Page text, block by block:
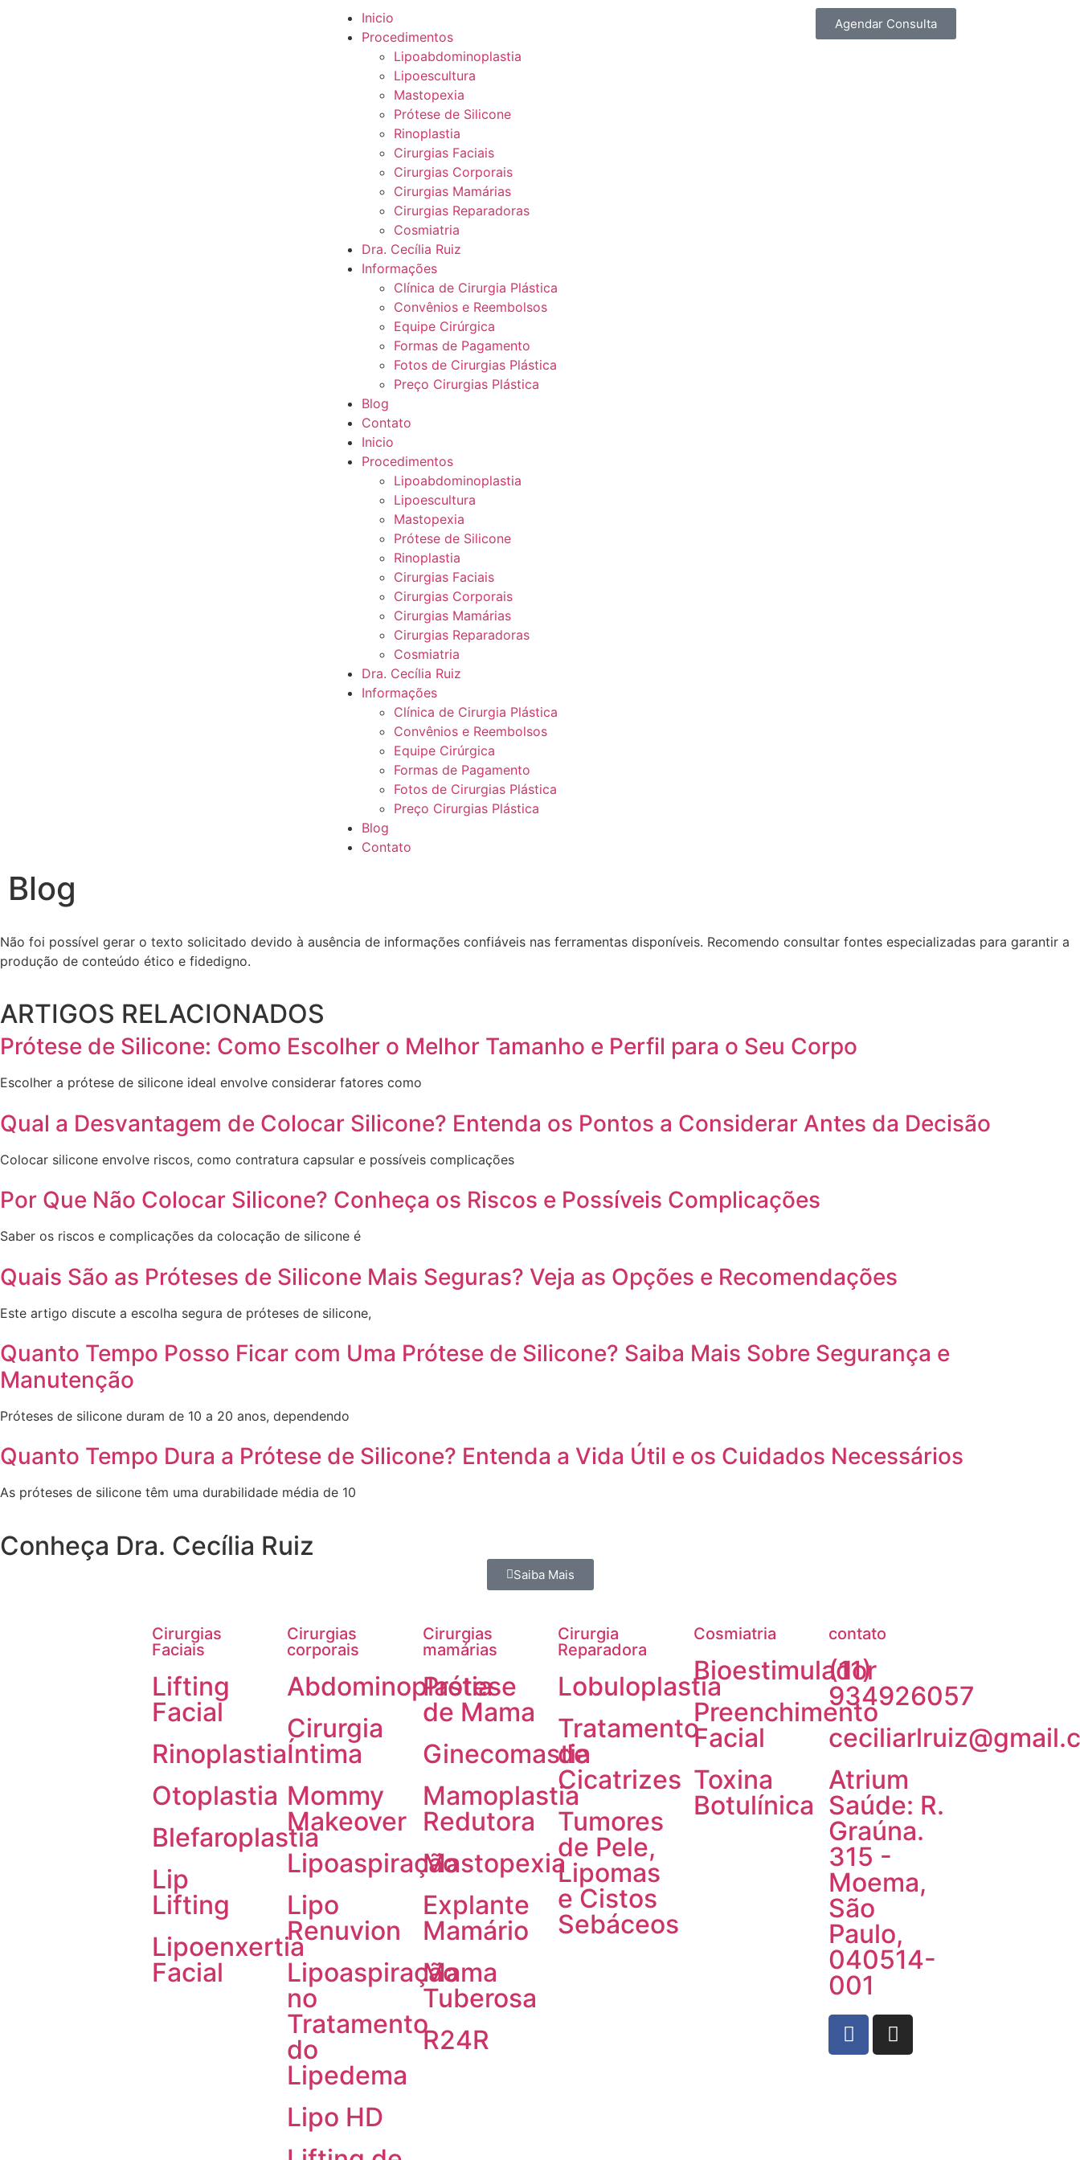
Inicio
Procedimentos
Lipoabdominoplastia
Lipoescultura
Mastopexia
Prótese de Silicone
Rinoplastia
Cirurgias Faciais
Cirurgias Corporais
Cirurgias Mamárias
Cirurgias Reparadoras
Cosmiatria
Dra. Cecília Ruiz
Informações
Clínica de Cirurgia Plástica
Convênios e Reembolsos
Equipe Cirúrgica
Formas de Pagamento
Fotos de Cirurgias Plástica
Preço Cirurgias Plástica
Blog
Contato
Inicio
Procedimentos
Lipoabdominoplastia
Lipoescultura
Mastopexia
Prótese de Silicone
Rinoplastia
Cirurgias Faciais
Cirurgias Corporais
Cirurgias Mamárias
Cirurgias Reparadoras
Cosmiatria
Dra. Cecília Ruiz
Informações
Clínica de Cirurgia Plástica
Convênios e Reembolsos
Equipe Cirúrgica
Formas de Pagamento
Fotos de Cirurgias Plástica
Preço Cirurgias Plástica
Blog
Contato
Agendar Consulta
Blog
Não foi possível gerar o texto solicitado devido à ausência de informações confiáveis nas ferramentas disponíveis. Recomendo consultar fontes especializadas para garantir a
produção de conteúdo ético e fidedigno.
ARTIGOS RELACIONADOS
Prótese de Silicone: Como Escolher o Melhor Tamanho e Perfil para o Seu Corpo
Escolher a prótese de silicone ideal envolve considerar fatores como
Qual a Desvantagem de Colocar Silicone? Entenda os Pontos a Considerar Antes da Decisão
Colocar silicone envolve riscos, como contratura capsular e possíveis complicações
Por Que Não Colocar Silicone? Conheça os Riscos e Possíveis Complicações
Saber os riscos e complicações da colocação de silicone é
Quais São as Próteses de Silicone Mais Seguras? Veja as Opções e Recomendações
Este artigo discute a escolha segura de próteses de silicone,
Quanto Tempo Posso Ficar com Uma Prótese de Silicone? Saiba Mais Sobre Segurança e
Manutenção
Próteses de silicone duram de 10 a 20 anos, dependendo
Quanto Tempo Dura a Prótese de Silicone? Entenda a Vida Útil e os Cuidados Necessários
As próteses de silicone têm uma durabilidade média de 10
Conheça Dra. Cecília Ruiz
Saiba Mais
Cirurgias
Faciais
Lifting
Facial
Rinoplastia
Otoplastia
Blefaroplastia
Lip
Lifting
Lipoenxertia
Facial
Cirurgias
corporais
Abdominoplastia
Cirurgia
Íntima
Mommy
Makeover
Lipoaspiração
Lipo
Renuvion
Lipoaspiração
no
Tratamento
do
Lipedema
Lipo HD
Cirurgias
mamárias
Prótese
de Mama
Ginecomastia
Mamoplastia
Redutora
Mastopexia
Explante
Mamário
Mama
Tuberosa
R24R
Cirurgia
Reparadora
Lobuloplastia
Tratamento
de
Cicatrizes
Tumores
de Pele,
Lipomas
e Cistos
Sebáceos
Cosmiatria
Bioestimulador
Preenchimento
Facial
Toxina
Botulínica
contato
(11)
934926057
Atrium
Saúde: R.
Graúna.
315 -
Moema,
São
Paulo,
040514-
001